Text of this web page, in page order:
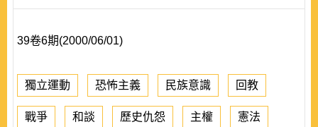
39卷6期(2000/06/01)
獨立運動 恐怖主義 民族意識 回教
戰爭 和談 歷史仇怨 主權 憲法